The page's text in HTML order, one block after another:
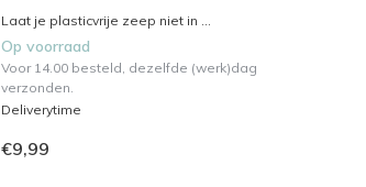
Laat je plasticvrije zeep niet in ...
Op voorraad
Voor 14.00 besteld, dezelfde (werk)dag
verzonden.
Deliverytime
€9,99